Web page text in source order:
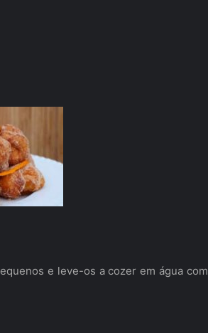
e leve-os a cozer em água com